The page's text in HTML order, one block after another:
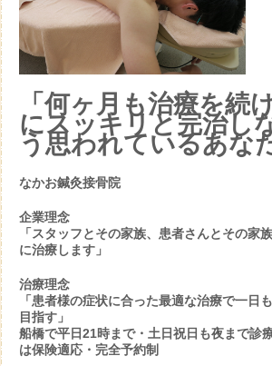
「何ヶ月も治療を続
にスッキリと完治し
う思われているあな
なかお鍼灸接骨院
企業理念
「スタッフとその家族、患者さんとその家
に治療します」
治療理念
「患者様の症状に合った最適な治療で一日
目指す」
船橋で平日21時まで・土日祝日も夜まで診
は保険適応・完全予約制